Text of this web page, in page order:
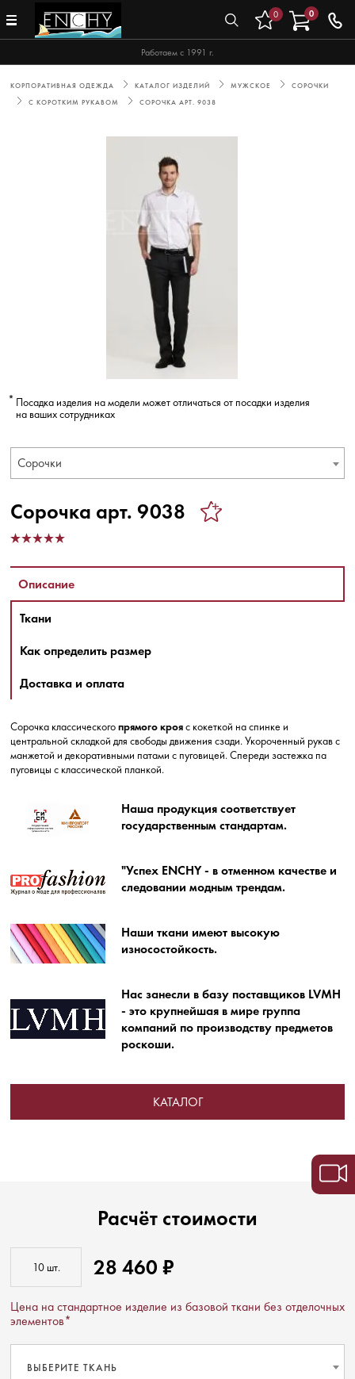
Работаем с 1991 г.
0 0
КОРПОРАТИВНАЯ ОДЕЖДА КАТАЛОГ ИЗДЕЛИЙ МУЖСКОЕ
СОРОЧКИ
С КОРОТКИМ РУКАВОМ
СОРОЧКА АРТ. 9038
Посадка изделия на модели может отличаться от посадки изделия
на ваших сотрудниках
Сорочки
Сорочка арт. 9038
Описание
Ткани
Как определить размер
Доставка и оплата
Сорочка классическогопрямого крояс кокеткой на спинке и
центральной складкой для свободы движения сзади. Укороченный рукав с
манжетой и декоративными патами с пуговицей. Спереди застежка па
пуговицы с классической планкой.
Наша продукция соответствует
государственным стандартам.
"Успех ENCHY - в отменном качестве и
следовании модным трендам.
Наши ткани имеют высокую
износостойкость.
Нас занесли в базу поставщиков LVMH
- это крупнейшая в мире группа
компаний по производству предметов
роскоши.
КАТАЛОГ
Расчёт стоимости
28 460 ₽
Цена на стандартное изделие из базовой ткани без отделочных
элементов*
ВЫБЕРИТЕ ТКАНЬ